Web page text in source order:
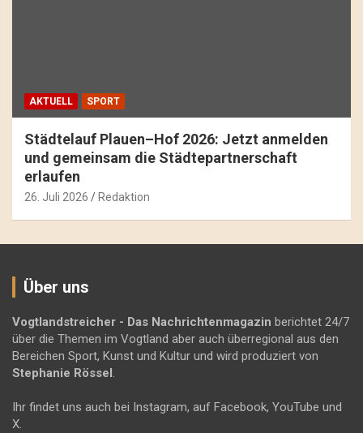
AKTUELL SPORT
Städtelauf Plauen–Hof 2026: Jetzt anmelden
und gemeinsam die Städtepartnerschaft
erlaufen
26. Juli 2026 Redaktion
Über uns
Vogtlandstreicher - Das Nachrichtenmagazin berichtet 24/7
über die Themen im Vogtland aber auch überregional aus den
Bereichen Sport, Kunst und Kultur und wird produziert von
Stephanie Rössel.
Ihr findet uns auch bei Instagram, auf Facebook, YouTube und
X.